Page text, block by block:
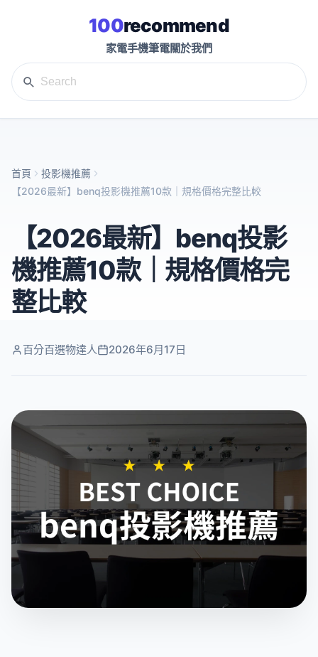
100recommend
家電手機筆電關於我們
首頁
投影機推薦
【2026最新】benq投影機推薦10款｜規格價格完整比較
【2026最新】benq投影
機推薦10款｜規格價格完
整比較
百分百選物達人 2026年6月17日